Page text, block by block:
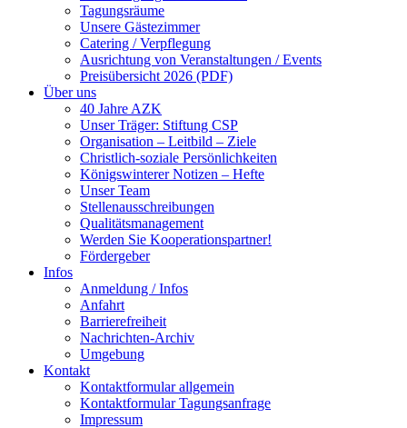
Tagungsräume
Unsere Gästezimmer
Catering / Verpflegung
Ausrichtung von Veranstaltungen / Events
Preisübersicht 2026 (PDF)
Über uns
40 Jahre AZK
Unser Träger: Stiftung CSP
Organisation – Leitbild – Ziele
Christlich-soziale Persönlichkeiten
Königswinterer Notizen – Hefte
Unser Team
Stellenausschreibungen
Qualitätsmanagement
Werden Sie Kooperationspartner!
Fördergeber
Infos
Anmeldung / Infos
Anfahrt
Barrierefreiheit
Nachrichten-Archiv
Umgebung
Kontakt
Kontaktformular allgemein
Kontaktformular Tagungsanfrage
Impressum